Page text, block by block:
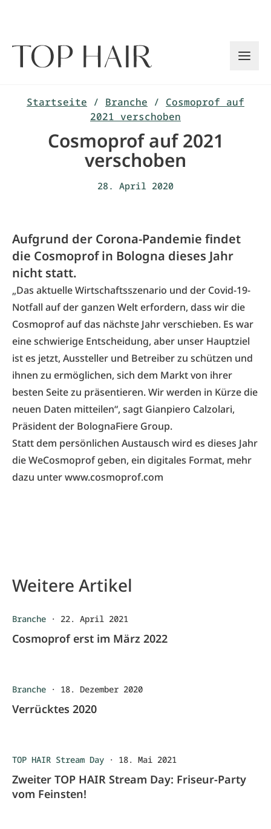
Startseite / Branche / Cosmoprof auf
2021 verschoben
Cosmoprof auf 2021
verschoben
28. April 2020
Aufgrund der Corona-Pandemie findet
die Cosmoprof in Bologna dieses Jahr
nicht statt.
„Das aktuelle Wirtschaftsszenario und der Covid-19-
Notfall auf der ganzen Welt erfordern, dass wir die
Cosmoprof auf das nächste Jahr verschieben. Es war
eine schwierige Entscheidung, aber unser Hauptziel
ist es jetzt, Aussteller und Betreiber zu schützen und
ihnen zu ermöglichen, sich dem Markt von ihrer
besten Seite zu präsentieren. Wir werden in Kürze die
neuen Daten mitteilen“, sagt Gianpiero Calzolari,
Präsident der BolognaFiere Group.
Statt dem persönlichen Austausch wird es dieses Jahr
die WeCosmoprof geben, ein digitales Format, mehr
dazu unterwww.cosmoprof.com
Weitere Artikel
Branche · 22. April 2021
Cosmoprof erst im März 2022
Branche · 18. Dezember 2020
Verrücktes 2020
TOP HAIR Stream Day · 18. Mai 2021
Zweiter TOP HAIR Stream Day: Friseur-Party
vom Feinsten!